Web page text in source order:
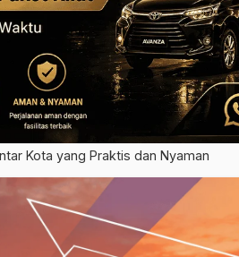
Kota yang Praktis dan Nyaman